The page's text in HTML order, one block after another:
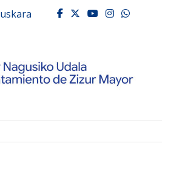
de
facebook
twitter
youtube